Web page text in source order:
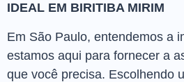
IDEAL EM BIRITIBA MIRIM
Em São Paulo, entendemos a
estamos aqui para fornecer a
que você precisa. Escolhendo